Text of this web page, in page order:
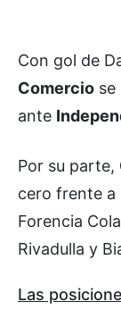
Con gol de
Comercio se
ante
Por su parte,
cero frente a
Forencia
Rivadulla y
Las